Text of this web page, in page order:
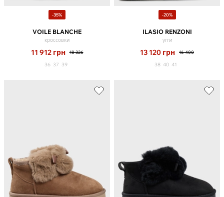
-35%
VOILE BLANCHE
кроссовки
11 912 грн 18 326
36 37 39
-20%
ILASIO RENZONI
угги
13 120 грн 16 400
38 40 41